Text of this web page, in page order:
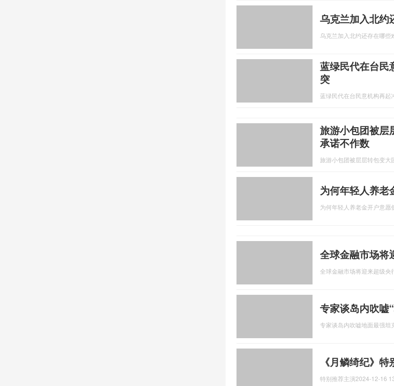
乌克兰加入北约
乌克兰加入北约还存在哪些
蓝绿民代在台民
突
蓝绿民代在台民意机构再起
旅游小包团被层
承诺不作数
旅游小包团被层层转包变大
为何年轻人养老
为何年轻人养老金开户意愿
全球金融市场将
全球金融市场将迎来超级央
专家谈岛内吹嘘
专家谈岛内吹嘘地面最强坦
《月鳞绮纪》
特别推荐主演2024-12-16